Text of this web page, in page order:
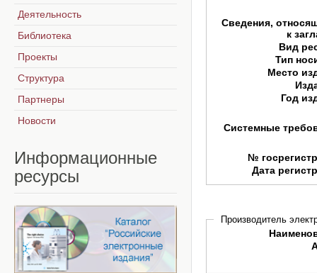
Сведения,
к
Вид
Тип
Место
Год
Системные
№
Дата
Производитель
Деятельность
Библиотека
Проекты
Структура
Партнеры
Новости
Информационные
ресурсы